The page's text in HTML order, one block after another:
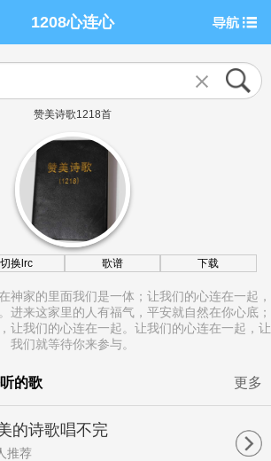
1208心连心
赞美诗歌1218首
切换lrc 歌谱 下载
神家的里面我们是一体；让我们的心连在一起，
进来这家里的人有福气，平安就自然在你心底；
让我们的心连在一起。让我们的心连在一起，让
我们就等待你来参与。
的歌 更多
的诗歌唱不完
推荐